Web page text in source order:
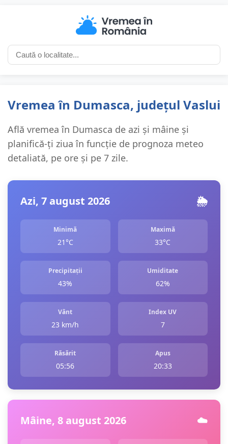
Vremea în Dumasca, județul Vaslui
Află vremea în Dumasca de azi și mâine și
planifică-ți ziua în funcție de prognoza meteo
detaliată, pe ore și pe 7 zile.
Azi, 7 august 2026 🌦️
Minimă
21°C
Maximă
33°C
Precipitații
43%
Umiditate
62%
Vânt
23 km/h
Index UV
7
Răsărit
05:56
Apus
20:33
Mâine, 8 august 2026 ☁️